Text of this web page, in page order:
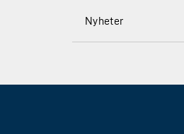
Nyheter